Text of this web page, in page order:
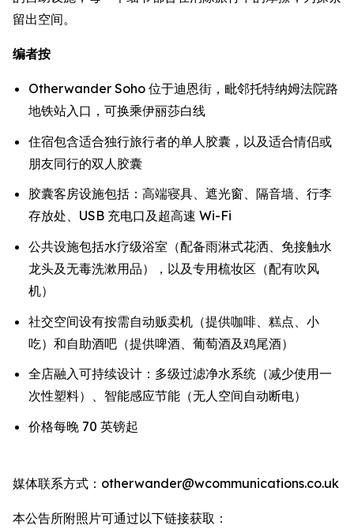
留出空间。
编者按
Otherwander Soho 位于迪恩街，毗邻托特纳姆法院路
地铁站入口，可换乘伊丽莎白线
住宿包含适合独行旅行者的单人胶囊，以及适合情侣或
朋友同行的双人胶囊
胶囊客房设施包括：高端寝具、遮光窗、隔音墙、行李
存放处、USB 充电口及超高速 Wi-Fi
公共设施包括水疗级浴室（配备雨淋式花洒、免接触水
龙头及无毒洗漱用品），以及专用梳妆区（配有吹风
机）
社交空间设有按需自动贩卖机（提供咖啡、糕点、小
吃）和自助酒吧（提供啤酒、葡萄酒及鸡尾酒）
全店融入可持续设计：多级过滤净水系统（减少使用一
次性塑料）、智能感应节能（无人空间自动断电）
价格每晚 70 英镑起
媒体联系方式：otherwander@wcommunications.co.uk
本公告所附照片可通过以下链接获取：